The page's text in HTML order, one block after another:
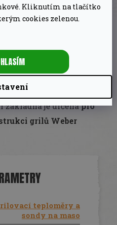
Kliknutím na tlačítko
cookies zelenou.
a chytrým
4 měřící jehly. Signál
daly snadno připevnit
základna je určenapro
grilů Weber
teploměry a
sondy na maso